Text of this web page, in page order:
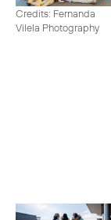
Credits: Fernanda
Vilela Photography